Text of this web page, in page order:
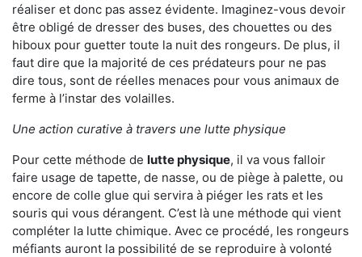
réaliser et donc pas assez évidente. Imaginez-vous devoir
être obligé de dresser des buses, des chouettes ou des
hiboux pour guetter toute la nuit des rongeurs. De plus, il
faut dire que la majorité de ces prédateurs pour ne pas
dire tous, sont de réelles menaces pour vous animaux de
ferme à l’instar des volailles.
Une action curative à travers une lutte physique
Pour cette méthode de lutte physique, il va vous falloir
faire usage de tapette, de nasse, ou de piège à palette, ou
encore de colle glue qui servira à piéger les rats et les
souris qui vous dérangent. C’est là une méthode qui vient
compléter la lutte chimique. Avec ce procédé, les rongeurs
méfiants auront la possibilité de se reproduire à volonté